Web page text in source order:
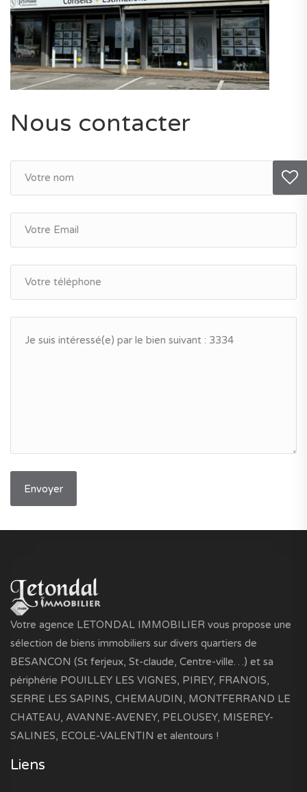
Nous contacter
Votre agence LETONDAL IMMOBILIER vous propose une
sélection de biens immobiliers sur divers quartiers de
BESANCON (St ferjeux, St-claude, Centre-ville…) et sa
périphérie POUILLEY LES VIGNES, PIREY, FRANOIS,
SERRE LES SAPINS, CHEMAUDIN, MONTFERRAND LE
CHATEAU, AVANNE-AVENEY, PELOUSEY, MISEREY-
SALINES, ECOLE-VALENTIN et alentours !
Liens